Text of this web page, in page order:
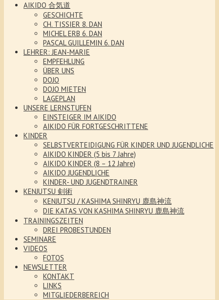
AIKIDO 合気道
GESCHICHTE
CH. TISSIER 8. DAN
MICHEL ERB 6. DAN
PASCAL GUILLEMIN 6. DAN
LEHRER: JEAN-MARIE
EMPFEHLUNG
ÜBER UNS
DOJO
DOJO MIETEN
LAGEPLAN
UNSERE LERNSTUFEN
EINSTEIGER IM AIKIDO
AIKIDO FÜR FORTGESCHRITTENE
KINDER
SELBSTVERTEIDIGUNG FÜR KINDER UND JUGENDLICHE
AIKIDO KINDER (5 bis 7 Jahre)
AIKIDO KINDER (8 – 12 Jahre)
AIKIDO JUGENDLICHE
KINDER- UND JUGENDTRAINER
KENJUTSU 剣術
KENJUTSU / KASHIMA SHINRYU 鹿島神流
DIE KATAS VON KASHIMA SHINRYU 鹿島神流
TRAININGSZEITEN
DREI PROBESTUNDEN
SEMINARE
VIDEOS
FOTOS
NEWSLETTER
KONTAKT
LINKS
MITGLIEDERBEREICH